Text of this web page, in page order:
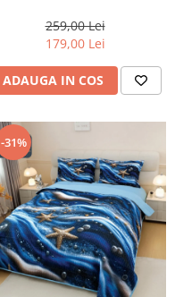
259,00 Lei
179,00 Lei
ADAUGA IN COS
-31%